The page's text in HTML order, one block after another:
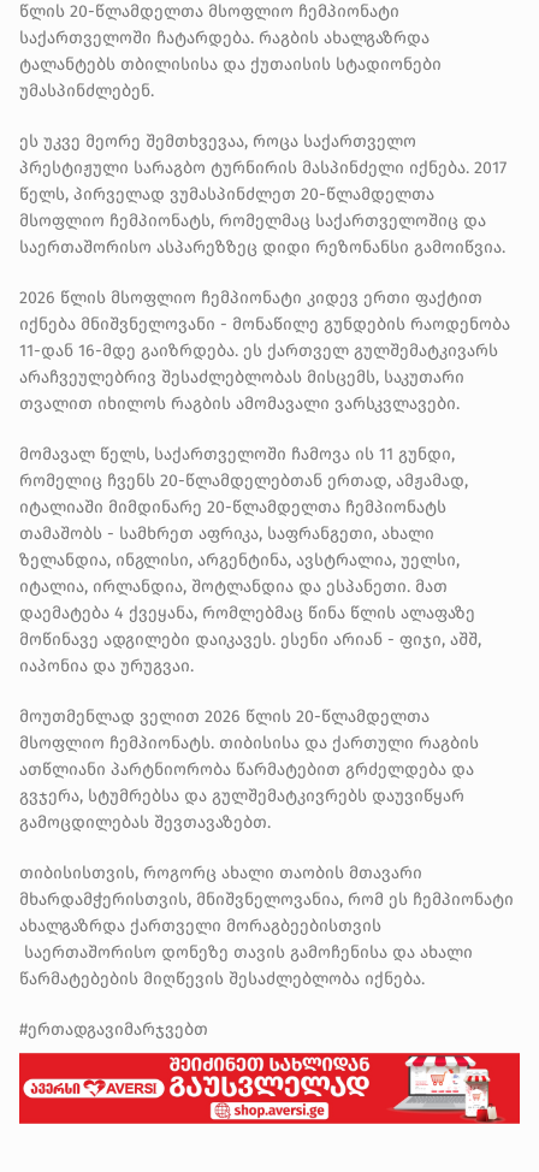
წლის 20-წლამდელთა მსოფლიო ჩემპიონატი
საქართველოში ჩატარდება. რაგბის ახალგაზრდა
ტალანტებს თბილისისა და ქუთაისის სტადიონები
უმასპინძლებენ.
ეს უკვე მეორე შემთხვევაა, როცა საქართველო
პრესტიჟული სარაგბო ტურნირის მასპინძელი იქნება. 2017
წელს, პირველად ვუმასპინძლეთ 20-წლამდელთა
მსოფლიო ჩემპიონატს, რომელმაც საქართველოშიც და
საერთაშორისო ასპარეზზეც დიდი რეზონანსი გამოიწვია.
2026 წლის მსოფლიო ჩემპიონატი კიდევ ერთი ფაქტით
იქნება მნიშვნელოვანი - მონაწილე გუნდების რაოდენობა
11-დან 16-მდე გაიზრდება. ეს ქართველ გულშემატკივარს
არაჩვეულებრივ შესაძლებლობას მისცემს, საკუთარი
თვალით იხილოს რაგბის ამომავალი ვარსკვლავები.
მომავალ წელს, საქართველოში ჩამოვა ის 11 გუნდი,
რომელიც ჩვენს 20-წლამდელებთან ერთად, ამჟამად,
იტალიაში მიმდინარე 20-წლამდელთა ჩემპიონატს
თამაშობს - სამხრეთ აფრიკა, საფრანგეთი, ახალი
ზელანდია, ინგლისი, არგენტინა, ავსტრალია, უელსი,
იტალია, ირლანდია, შოტლანდია და ესპანეთი. მათ
დაემატება 4 ქვეყანა, რომლებმაც წინა წლის ალაფაზე
მოწინავე ადგილები დაიკავეს. ესენი არიან - ფიჯი, აშშ,
იაპონია და ურუგვაი.
მოუთმენლად ველით 2026 წლის 20-წლამდელთა
მსოფლიო ჩემპიონატს. თიბისისა და ქართული რაგბის
ათწლიანი პარტნიორობა წარმატებით გრძელდება და
გვჯერა, სტუმრებსა და გულშემატკივრებს დაუვიწყარ
გამოცდილებას შევთავაზებთ.
თიბისისთვის, როგორც ახალი თაობის მთავარი
მხარდამჭერისთვის, მნიშვნელოვანია, რომ ეს ჩემპიონატი
ახალგაზრდა ქართველი მორაგბეებისთვის
საერთაშორისო დონეზე თავის გამოჩენისა და ახალი
წარმატებების მიღწევის შესაძლებლობა იქნება.
#ერთადგავიმარჯვებთ